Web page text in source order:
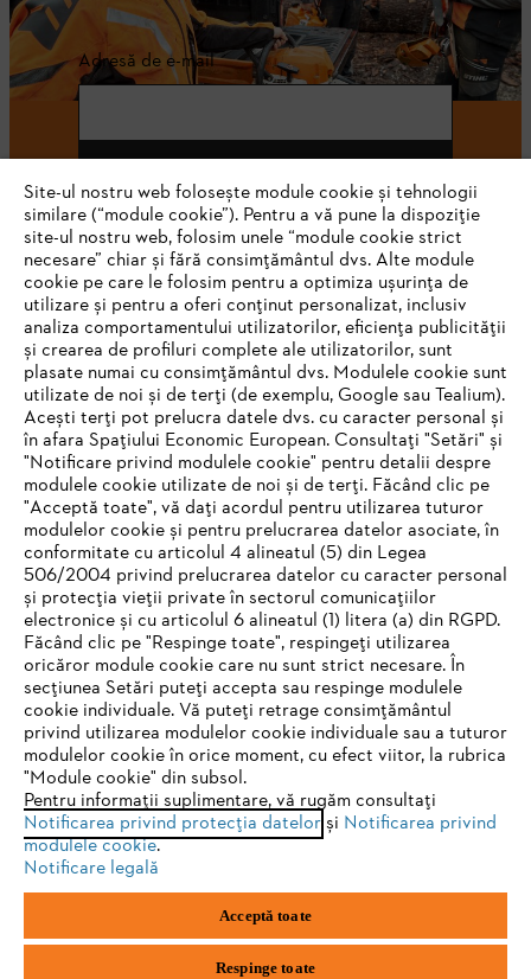
Adresă de e-mail
#STIHL
STIHL Romania
Informaţii Utile
Politica de confidenţialitate Informare legală
Politica de cookie Informații juridice
SC Andreas Stihl Motounelte SRL
Str. Drumul Gării Otopeni, nr. 26-28
IHR BROWSER WIRD NICHT
UNTERSTÜTZT
Sie nutzen einen Browser, den wir noch nicht unterstützen. Für
eine optimale Nutzung unserer Seite empfehlen wir Ihnen, zu
einem der folgenden Browser zu wechseln:
Firefox Chrome
Site-ul nostru web folosește module cookie și tehnologii
similare (“module cookie”). Pentru a vă pune la dispoziție
site-ul nostru web, folosim unele “module cookie strict
necesare” chiar și fără consimțământul dvs. Alte module
cookie pe care le folosim pentru a optimiza ușurința de
utilizare și pentru a oferi conținut personalizat, inclusiv
analiza comportamentului utilizatorilor, eficiența publicității
și crearea de profiluri complete ale utilizatorilor, sunt
plasate numai cu consimțământul dvs. Modulele cookie sunt
utilizate de noi și de terți (de exemplu, Google sau Tealium).
Acești terți pot prelucra datele dvs. cu caracter personal și
în afara Spațiului Economic European. Consultați "Setări" și
"Notificare privind modulele cookie" pentru detalii despre
modulele cookie utilizate de noi și de terți. Făcând clic pe
"Acceptă toate", vă dați acordul pentru utilizarea tuturor
modulelor cookie și pentru prelucrarea datelor asociate, în
conformitate cu articolul 4 alineatul (5) din Legea
506/2004 privind prelucrarea datelor cu caracter personal
și protecția vieții private în sectorul comunicațiilor
electronice și cu articolul 6 alineatul (1) litera (a) din RGPD.
Făcând clic pe "Respinge toate", respingeți utilizarea
oricăror module cookie care nu sunt strict necesare. În
secțiunea Setări puteți accepta sau respinge modulele
cookie individuale. Vă puteți retrage consimțământul
privind utilizarea modulelor cookie individuale sau a tuturor
modulelor cookie în orice moment, cu efect viitor, la rubrica
"Module cookie" din subsol.
Pentru informații suplimentare, vă rugăm consultați
Notificarea privind protecția datelorși Notificarea privind
modulele cookie.
Notificare legală
Acceptă toate
Respinge toate